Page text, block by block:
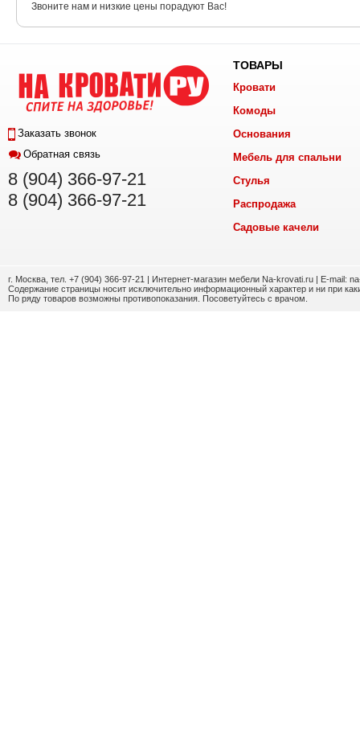
Звоните нам и низкие цены порадуют Вас!
Заказать звонок
Обратная связь
8 (904) 366-97-21
8 (904) 366-97-21
ТОВАРЫ
Кровати
Комоды
Основания
Мебель для спальни
Стулья
Распродажа
Садовые качели
г. Москва, тел. +7 (904) 366-97-21 | Интернет-магазин мебели Na-krovati.ru | E-mail:
Содержание страницы носит исключительно информационный характер и ни при
По ряду товаров возможны противопоказания. Посоветуйтесь с врачом.